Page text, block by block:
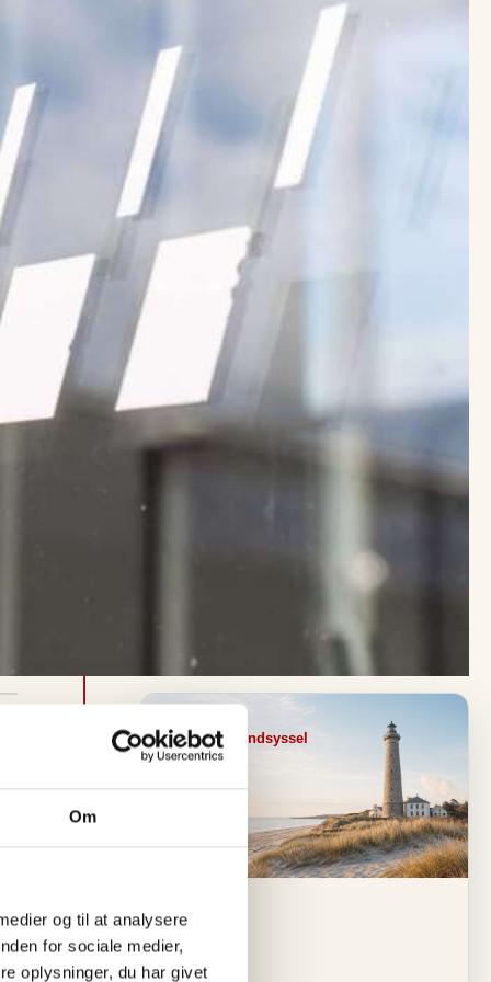
Om
og til at analysere
for sociale medier,
oplysninger, du har givet
Visit Vendsyssel
O
p
e
v